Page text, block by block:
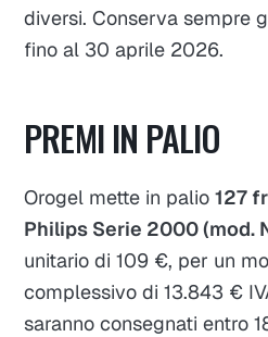
diversi. Conserva sempre
fino al 30 aprile 2026.
PREMI IN PALIO
Orogel mette in palio127
Philips Serie 2000 (mod.
unitario di 109 €, per un
complessivo di 13.843 €
saranno consegnati entro